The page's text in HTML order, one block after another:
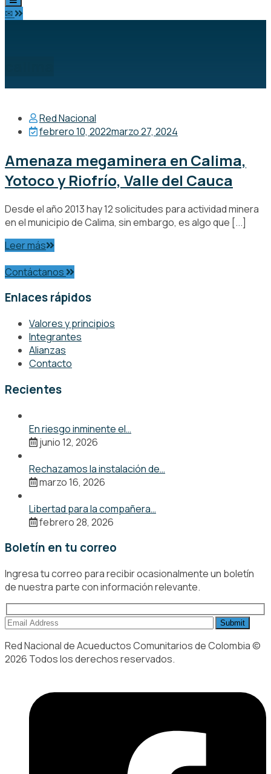
✉
Red Nacional
febrero 10, 2022marzo 27, 2024
Amenaza megaminera en Calima,
Yotoco y Riofrío, Valle del Cauca
Desde el año 2013 hay 12 solicitudes para actividad minera
en el municipio de Calima, sin embargo, es algo que [...]
Leer más
Contáctanos
Enlaces rápidos
Valores y principios
Integrantes
Alianzas
Contacto
Recientes
En riesgo inminente el…
junio 12, 2026
Rechazamos la instalación de…
marzo 16, 2026
Libertad para la compañera…
febrero 28, 2026
Boletín en tu correo
Ingresa tu correo para recibir ocasionalmente un boletín
de nuestra parte con información relevante.
Red Nacional de Acueductos Comunitarios de Colombia ©
2026 Todos los derechos reservados.